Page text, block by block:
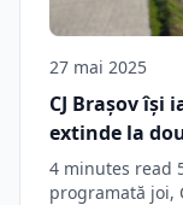
27 mai 2025
CJ Brașov își
extinde la
traversează
4 minutes read
programată joi,